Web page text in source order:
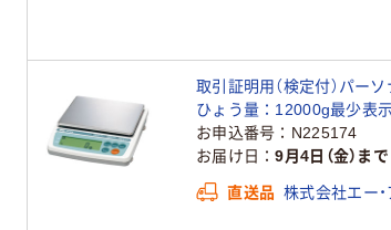
取引証明用（検定付）パー
ひょう量：12000g最少表
お申込番号
N225174
お届け日
9月4日（金）まで
直送品 株式会社エー・